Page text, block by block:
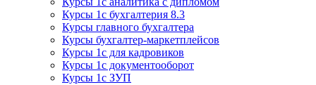
Курсы 1с бухгалтерия 8.3
Курсы главного бухгалтера
Курсы бухгалтер-маркетплейсов
Курсы 1с для кадровиков
Курсы 1с документооборот
Курсы 1с ЗУП